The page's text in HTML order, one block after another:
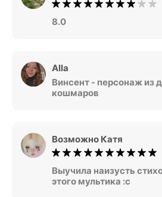
8.0
Alla
Винсент - персонаж из
кошмаров
Возможно Катя
Выучила наизусть
этого мультика :с